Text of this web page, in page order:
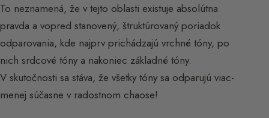
To neznamená, že v tejto oblasti existuje absolútna
pravda a vopred stanovený, štruktúrovaný poriadok
odparovania, kde najprv prichádzajú vrchné tóny, po
nich srdcové tóny a nakoniec základné tóny.
V skutočnosti sa stáva, že všetky tóny sa odparujú viac-
menej súčasne v radostnom chaose!